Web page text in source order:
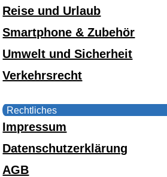
Reise und Urlaub
Smartphone & Zubehör
Umwelt und Sicherheit
Verkehrsrecht
Rechtliches
Impressum
Datenschutzerklärung
AGB